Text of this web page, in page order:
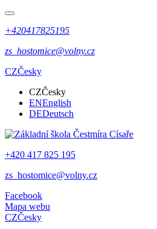
+420417825195
zs_hostomice@volny.cz
CZČesky
CZČesky
ENEnglish
DEDeutsch
+420 417 825 195
zs_hostomice@volny.cz
Facebook
Mapa webu
CZČesky